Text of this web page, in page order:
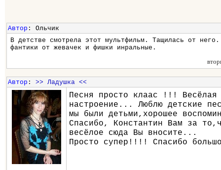
Автор : Ольчик
В детстве смотрела этот мультфильм. Тащилась от него.
фантики от жевачек и фишки инральные.
Автор : >> Ладушка <<
Песня просто клаас !!! Весёлая
настроение... Люблю детские
мы были детьми,хорошее
Спасибо, Константин Вам за
весёлое сюда Вы вносите...
Просто супер!!!! Спасибо